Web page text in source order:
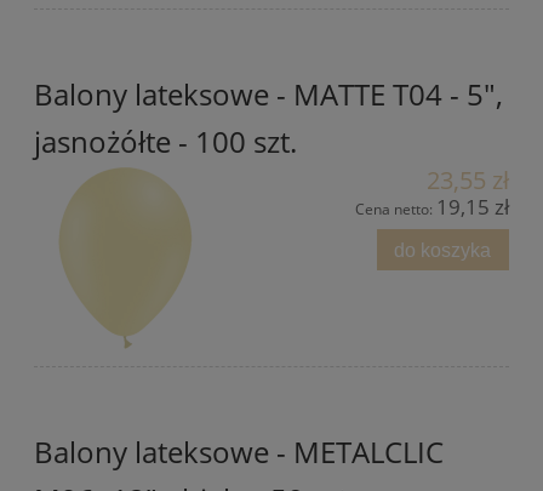
Balony lateksowe - MATTE T04 - 5",
jasnożółte - 100 szt.
23,55 zł
Cena netto: 19,15 zł
do koszyka
Balony lateksowe - METALCLIC